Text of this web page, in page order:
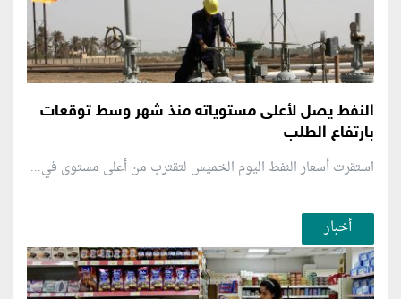
النفط يصل لأعلى مستوياته منذ شهر وسط توقعات
بارتفاع الطلب
استقرت أسعار النفط اليوم الخميس لتقترب من أعلى مستوى في...
أخبار